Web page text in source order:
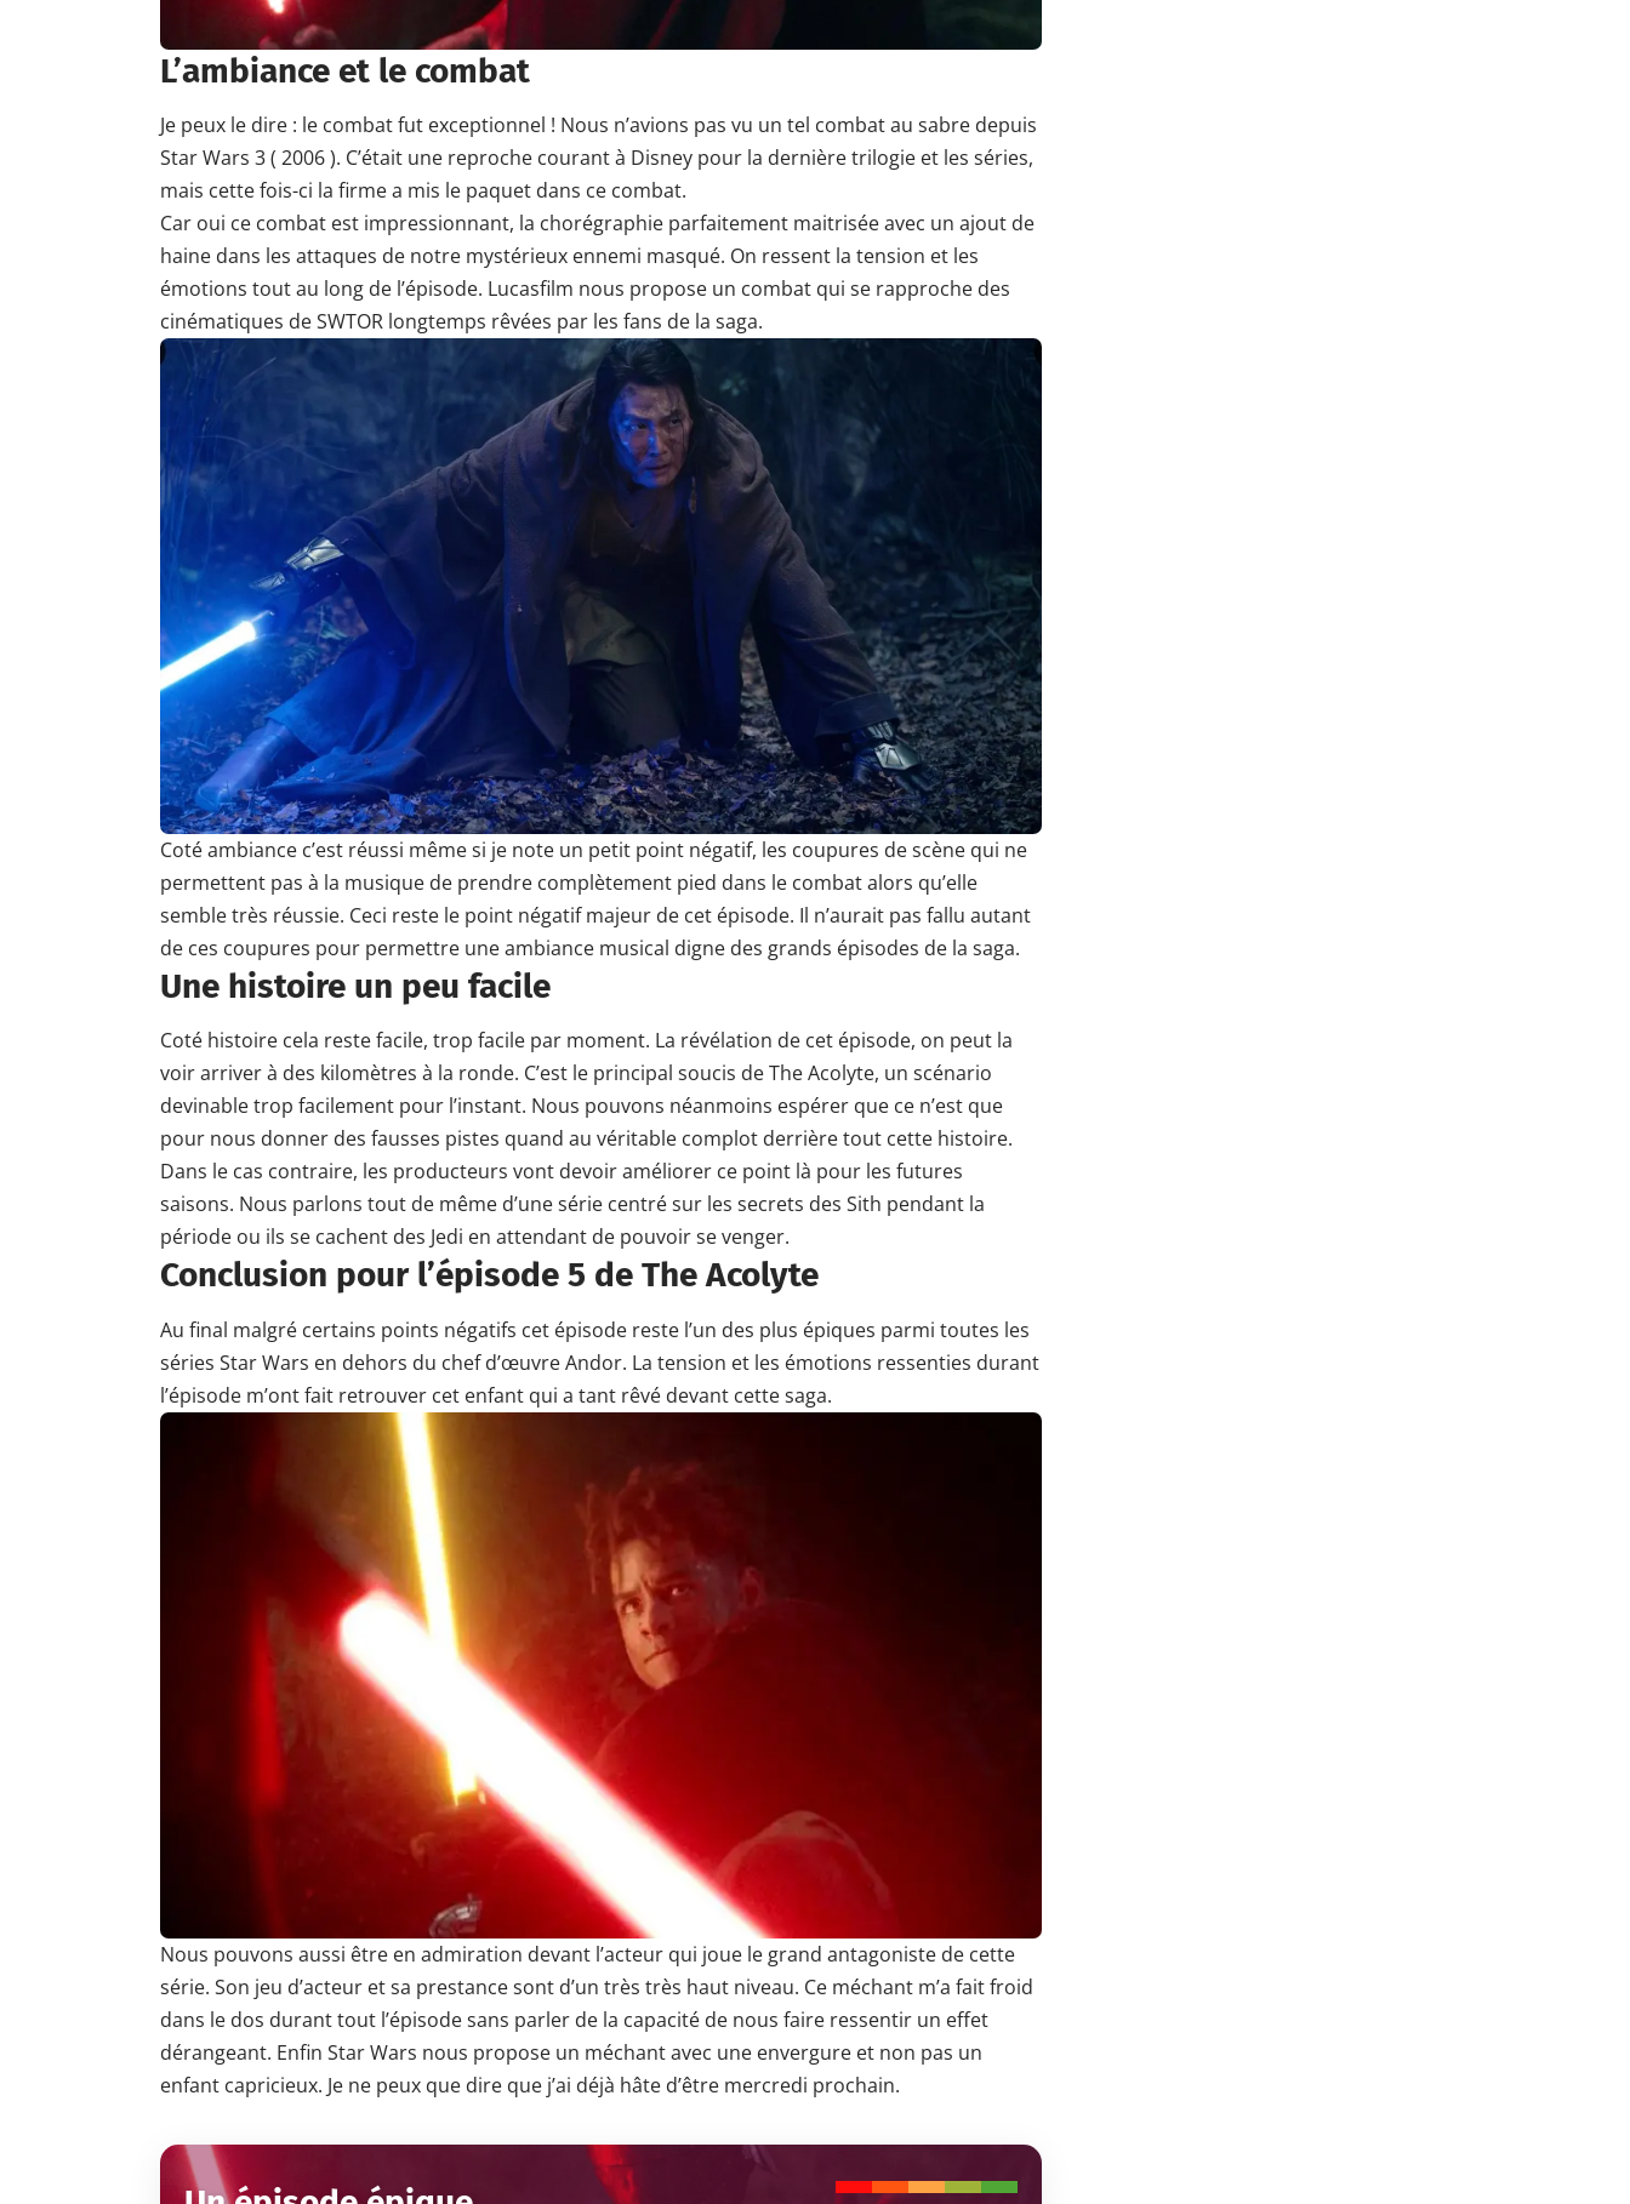
L’ambiance et le combat
Je peux le dire : le combat fut exceptionnel ! Nous n’avions pas vu un tel combat au sabre depuis
Star Wars 3 ( 2006 ). C’était une reproche courant à Disney pour la dernière trilogie et les séries,
mais cette fois-ci la firme a mis le paquet dans ce combat.
Car oui ce combat est impressionnant, la chorégraphie parfaitement maitrisée avec un ajout de
haine dans les attaques de notre mystérieux ennemi masqué. On ressent la tension et les
émotions tout au long de l’épisode. Lucasfilm nous propose un combat qui se rapproche des
cinématiques deSWTOR longtemps rêvées par les fans de la saga.
Coté ambiance c’est réussi même si je note un petit point négatif, les coupures de scène qui ne
permettent pas à la musique de prendre complètement pied dans le combat alors qu’elle
semble très réussie. Ceci reste le point négatif majeur de cet épisode. Il n’aurait pas fallu autant
de ces coupures pour permettre une ambiance musical digne des grands épisodes de la saga.
Une histoire un peu facile
Coté histoire cela reste facile, trop facile par moment. La révélation de cet épisode, on peut la
voir arriver à des kilomètres à la ronde. C’est le principal soucis de The Acolyte, un scénario
devinable trop facilement pour l’instant. Nous pouvons néanmoins espérer que ce n’est que
pour nous donner des fausses pistes quand au véritable complot derrière tout cette histoire.
Dans le cas contraire, les producteurs vont devoir améliorer ce point là pour les futures
saisons. Nous parlons tout de même d’une série centré sur les secrets des Sith pendant la
période ou ils se cachent des Jedi en attendant de pouvoir se venger.
Conclusion pour l’épisode 5 de The Acolyte
Au final malgré certains points négatifs cet épisode reste l’un des plus épiques parmi toutes les
séries Star Wars en dehors du chef d’œuvre Andor. La tension et les émotions ressenties durant
l’épisode m’ont fait retrouver cet enfant qui a tant rêvé devant cette saga.
Nous pouvons aussi être en admiration devant l’acteur qui joue le grand antagoniste de cette
série. Son jeu d’acteur et sa prestance sont d’un très très haut niveau. Ce méchant m’a fait froid
dans le dos durant tout l’épisode sans parler de la capacité de nous faire ressentir un effet
dérangeant. Enfin Star Wars nous propose un méchant avec une envergure et non pas un
enfant capricieux. Je ne peux que dire que j’ai déjà hâte d’être mercredi prochain.